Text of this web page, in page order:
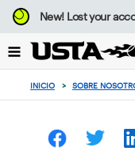
Enfoque
desde
botón
volver
principio
New!Lost your
INICIO > SOBRE